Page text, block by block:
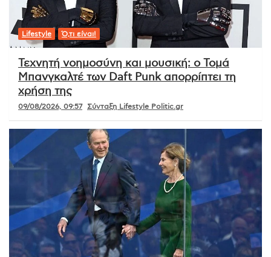
Lifestyle Ό,τι είναι!
Τεχνητή νοημοσύνη και μουσική: ο Τομά
Μπανγκαλτέ των Daft Punk απορρίπτει τη
χρήση της
09/08/2026, 09:57 Σύνταξη Lifestyle Politic.gr